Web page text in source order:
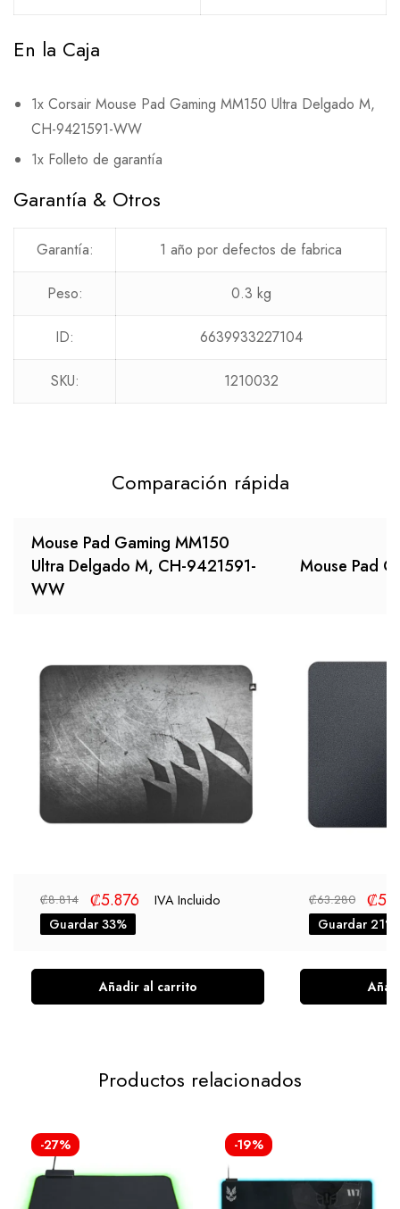
En la Caja
1x Corsair Mouse Pad Gaming MM150 Ultra Delgado M,
CH-9421591-WW
1x Folleto de garantía
Garantía & Otros
Garantía: 1 año por defectos de fabrica
Peso: 0.3 kg
ID: 6639933227104
SKU: 1210032
Comparación rápida
Mouse Pad Gaming MM150
Ultra Delgado M, CH-9421591-
WW
Mouse Pad
₡8.814 ₡5.876
IVA Incluido
Guardar 33%
₡63.280 ₡
Guardar 21%
Añadir al carrito
Productos relacionados
-27% -19%